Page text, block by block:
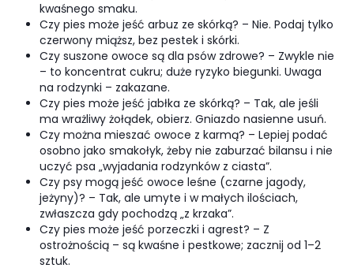
kwaśnego smaku.
Czy pies może jeść arbuz ze skórką? – Nie. Podaj tylko
czerwony miąższ, bez pestek i skórki.
Czy suszone owoce są dla psów zdrowe? – Zwykle nie
– to koncentrat cukru; duże ryzyko biegunki. Uwaga
na rodzynki – zakazane.
Czy pies może jeść jabłka ze skórką? – Tak, ale jeśli
ma wrażliwy żołądek, obierz. Gniazdo nasienne usuń.
Czy można mieszać owoce z karmą? – Lepiej podać
osobno jako smakołyk, żeby nie zaburzać bilansu i nie
uczyć psa „wyjadania rodzynków z ciasta”.
Czy psy mogą jeść owoce leśne (czarne jagody,
jeżyny)? – Tak, ale umyte i w małych ilościach,
zwłaszcza gdy pochodzą „z krzaka”.
Czy pies może jeść porzeczki i agrest? – Z
ostrożnością – są kwaśne i pestkowe; zacznij od 1–2
sztuk.